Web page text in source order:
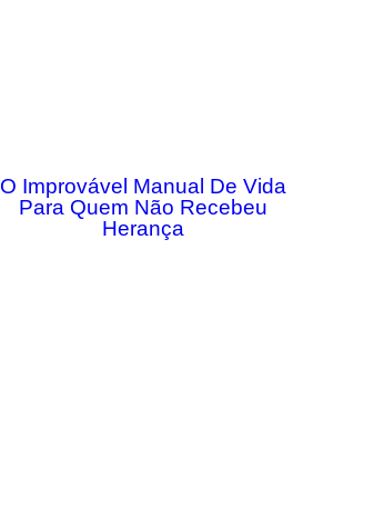
O Improvável Manual De Vida
Para Quem Não Recebeu
Herança